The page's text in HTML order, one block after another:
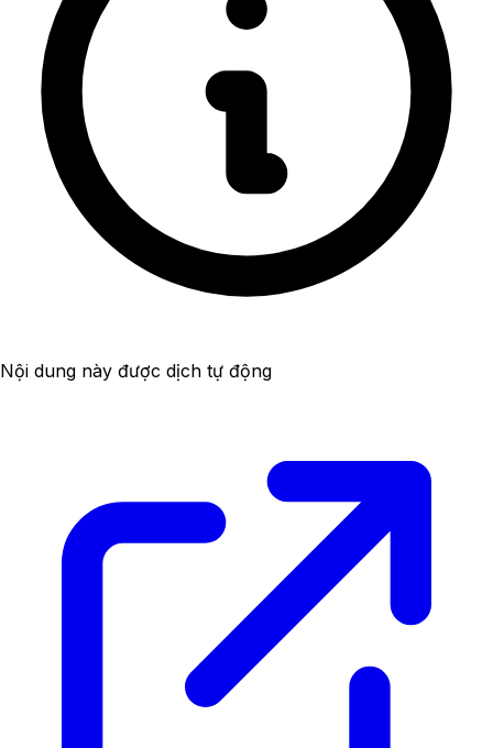
Nội dung này được dịch tự động